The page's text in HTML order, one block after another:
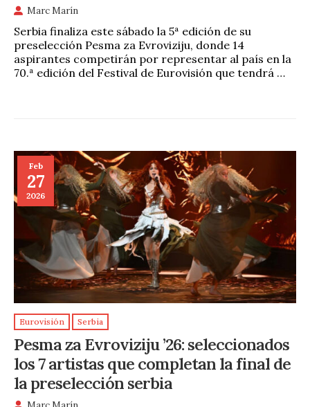
Marc Marín
Serbia finaliza este sábado la 5ª edición de su
preselección Pesma za Evroviziju, donde 14
aspirantes competirán por representar al país en la
70.ª edición del Festival de Eurovisión que tendrá …
Feb
27
2026
Eurovisión Serbia
Pesma za Evroviziju ’26: seleccionados
los 7 artistas que completan la final de
la preselección serbia